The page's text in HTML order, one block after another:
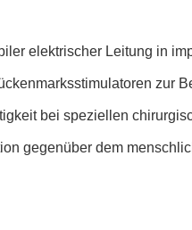
elektrischer Leitung in
zur
bei speziellen
gegenüber dem